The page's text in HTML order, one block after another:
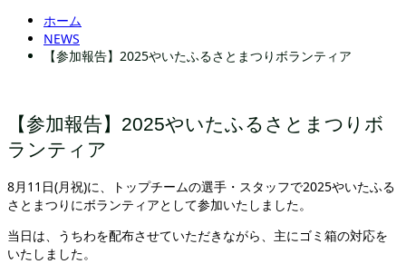
ホーム
NEWS
【参加報告】2025やいたふるさとまつりボランティア
【参加報告】2025やいたふるさとまつりボ
ランティア
8月11日(月祝)に、トップチームの選手・スタッフで2025やいたふる
さとまつりにボランティアとして参加いたしました。
当日は、うちわを配布させていただきながら、主にゴミ箱の対応を
いたしました。